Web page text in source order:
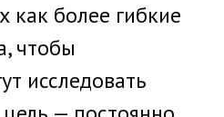
как более гибкие
чтобы
исследовать